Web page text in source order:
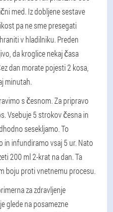
med. Iz dobljene sestave
pa ne sme presegati
v hladilniku. Preden
da kroglice nekaj časa
dan morate pojesti 2 kosa,
minutah.
s česnom. Za pripravo
Vsebuje 5 strokov česna in
sesekljamo. To
in infundiramo vsaj 5 ur. Nato
200 ml 2-krat na dan. Ta
boju proti vnetnemu procesu.
za zdravljenje
glede na posamezne